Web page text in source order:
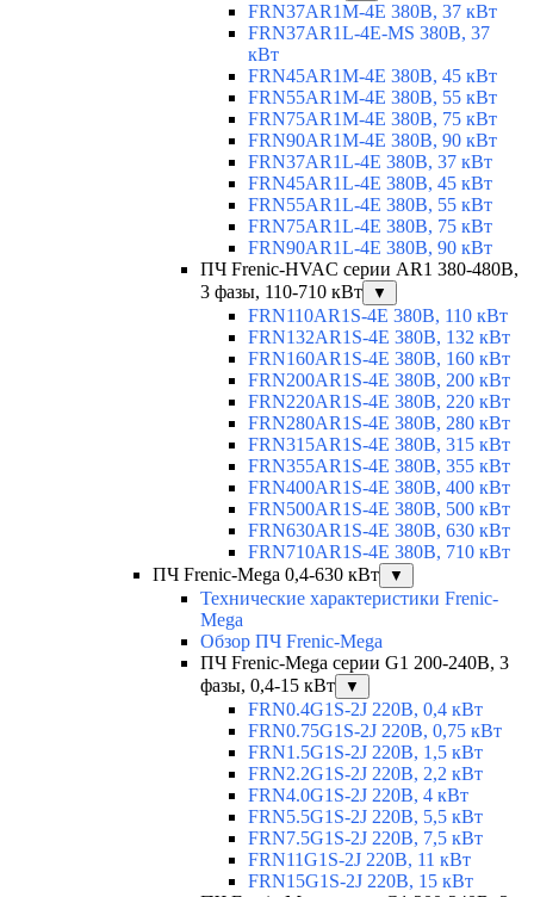
FRN37AR1M-4E 380В, 37 кВт
FRN37AR1L-4E-MS 380В, 37
кВт
FRN45AR1M-4E 380В, 45 кВт
FRN55AR1M-4E 380В, 55 кВт
FRN75AR1M-4E 380В, 75 кВт
FRN90AR1M-4E 380В, 90 кВт
FRN37AR1L-4E 380В, 37 кВт
FRN45AR1L-4E 380В, 45 кВт
FRN55AR1L-4E 380В, 55 кВт
FRN75AR1L-4E 380В, 75 кВт
FRN90AR1L-4E 380В, 90 кВт
ПЧ Frenic-HVAC серии AR1 380-480В,
3 фазы, 110-710 кВт
▼
FRN110AR1S-4E 380В, 110 кВт
FRN132AR1S-4E 380В, 132 кВт
FRN160AR1S-4E 380В, 160 кВт
FRN200AR1S-4E 380В, 200 кВт
FRN220AR1S-4E 380В, 220 кВт
FRN280AR1S-4E 380В, 280 кВт
FRN315AR1S-4E 380В, 315 кВт
FRN355AR1S-4E 380В, 355 кВт
FRN400AR1S-4E 380В, 400 кВт
FRN500AR1S-4E 380В, 500 кВт
FRN630AR1S-4E 380В, 630 кВт
FRN710AR1S-4E 380В, 710 кВт
ПЧ Frenic-Mega 0,4-630 кВт
▼
Технические характеристики Frenic-
Mega
Обзор ПЧ Frenic-Mega
ПЧ Frenic-Mega серии G1 200-240В, 3
фазы, 0,4-15 кВт
▼
FRN0.4G1S-2J 220В, 0,4 кВт
FRN0.75G1S-2J 220В, 0,75 кВт
FRN1.5G1S-2J 220В, 1,5 кВт
FRN2.2G1S-2J 220В, 2,2 кВт
FRN4.0G1S-2J 220В, 4 кВт
FRN5.5G1S-2J 220В, 5,5 кВт
FRN7.5G1S-2J 220В, 7,5 кВт
FRN11G1S-2J 220В, 11 кВт
FRN15G1S-2J 220В, 15 кВт